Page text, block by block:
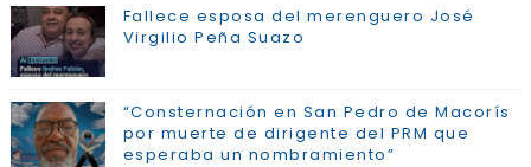
Fallece esposa del merenguero José
Virgilio Peña Suazo
“Consternación en San Pedro de Macorís
por muerte de dirigente del PRM que
esperaba un nombramiento”